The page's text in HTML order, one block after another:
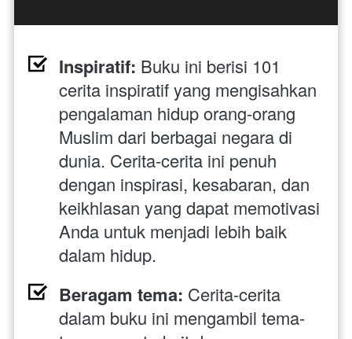
Inspiratif: Buku ini berisi 101
cerita inspiratif yang mengisahkan
pengalaman hidup orang-orang
Muslim dari berbagai negara di
dunia. Cerita-cerita ini penuh
dengan inspirasi, kesabaran, dan
keikhlasan yang dapat memotivasi
Anda untuk menjadi lebih baik
dalam hidup.
Beragam tema: Cerita-cerita
dalam buku ini mengambil tema-